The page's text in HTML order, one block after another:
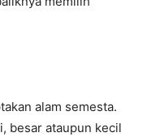
alam semesta.
besar ataupun kecil